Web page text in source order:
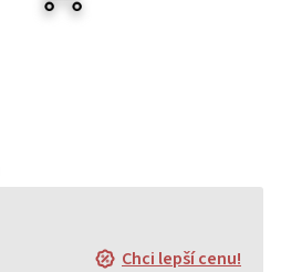
Chci lepší cenu!